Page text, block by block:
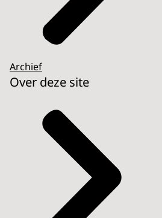
Archief
Over deze site